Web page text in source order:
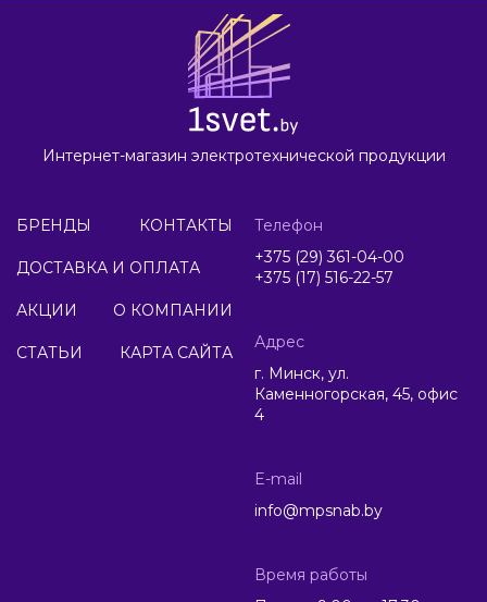
Интернет-магазин электротехнической продукции
БРЕНДЫ КОНТАКТЫ
ДОСТАВКА И ОПЛАТА
АКЦИИ О КОМПАНИИ
СТАТЬИ КАРТА САЙТА
Телефон
+375 (29) 361-04-00
+375 (17) 516-22-57
Адрес
г. Минск, ул.
Каменногорская, 45, офис
4
E-mail
info@mpsnab.by
Время работы